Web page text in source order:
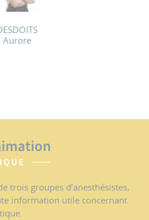
Aurore
trois groupes d’anesthésistes,
information utile concernant